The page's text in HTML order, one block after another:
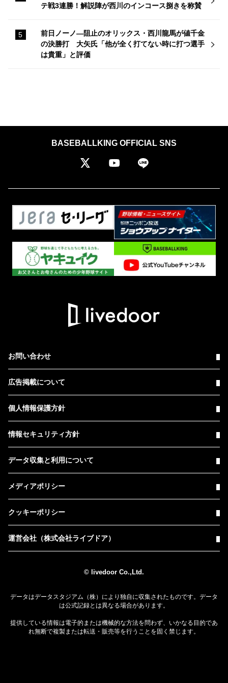
テ戦3連勝！解説陣が西川のインコース捌きを称賛
前日ノーノ―阻止のオリックス・西川龍馬が値千金
の決勝打 大矢氏「他が全く打てない時に打つ選手
は貴重」と評価
BASEBALLKING OFFICIAL SNS
お問い合わせ
広告掲載について
個人情報保護方針
情報セキュリティ方針
データ収集と利用について
メディアポリシー
クッキーポリシー
運営会社（株式会社ライブドア）
© livedoor Co.,Ltd.
データはデータスタジアム（株）により独自に収集されたものです。データ
は公式記録とは異なる場合があります。
提供している情報は電子的または機械的な方法を問わず、いかなる目的であ
れ無断で複製または転送・販売等を行うことを固く禁じます。